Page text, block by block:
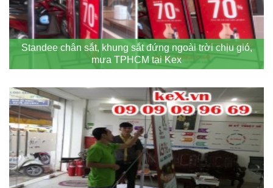
Standee chân sắt, khung sắt đứng ngoài trời chịu gió,
mưa TPHCM tại Kex